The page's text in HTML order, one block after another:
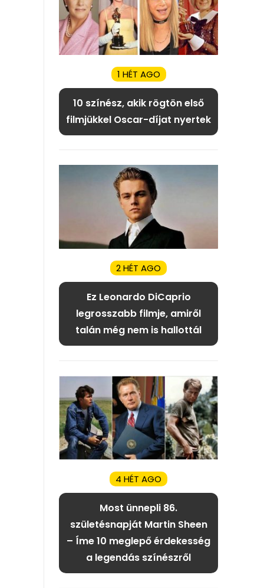
1 HÉT AGO
10 színész, akik rögtön első
filmjükkel Oscar-díjat nyertek
2 HÉT AGO
Ez Leonardo DiCaprio
legrosszabb filmje, amiről
talán még nem is hallottál
4 HÉT AGO
Most ünnepli 86.
születésnapját Martin Sheen
– Íme 10 meglepő érdekesség
a legendás színészről